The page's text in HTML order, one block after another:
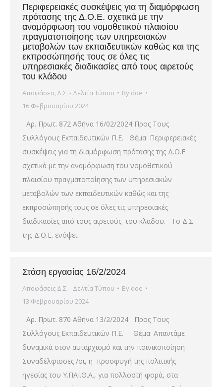
Περιφερειακές συσκέψεις για τη διαμόρφωση
πρότασης της Δ.Ο.Ε. σχετικά με την
αναμόρφωση του νομοθετικού πλαισίου
πραγματοποίησης των υπηρεσιακών
μεταβολών των εκπαιδευτικών καθώς και της
εκπροσώπησής τους σε όλες τις
υπηρεσιακές διαδικασίες από τους αιρετούς
του κλάδου
Αποφάσεις Δ.Σ. - Δελτία Τύπου By doe
16 Φεβρουαρίου 2024
Αρ. Πρωτ. 872 Αθήνα 16/02/2024 Προς Τους
Συλλόγους Εκπαιδευτικών Π.Ε. Θέμα: Περιφερειακές
συσκέψεις για τη διαμόρφωση πρότασης της Δ.Ο.Ε.
σχετικά με την αναμόρφωση του νομοθετικού
πλαισίου πραγματοποίησης των υπηρεσιακών
μεταβολών των εκπαιδευτικών καθώς και της
εκπροσώπησής τους σε όλες τις υπηρεσιακές
διαδικασίες από τους αιρετούς του κλάδου. Το Δ.Σ.
της Δ.Ο.Ε. ενόψει…
Στάση εργασίας 16/2/2024
Αποφάσεις Δ.Σ. - Δελτία Τύπου By doe
13 Φεβρουαρίου 2024
Αρ. Πρωτ. 870 Αθήνα 13/2/2024 Προς Τους
Συλλόγους Εκπαιδευτικών Π.Ε. Θέμα: Απαντάμε
δυναμικά στον αυταρχισμό και την ποινικοποίηση
Συναδέλφισσες /οι, η προσφυγή της πολιτικής
ηγεσίας του Υ.ΠΑΙ.Θ.Α., για πολλοστή φορά, στα